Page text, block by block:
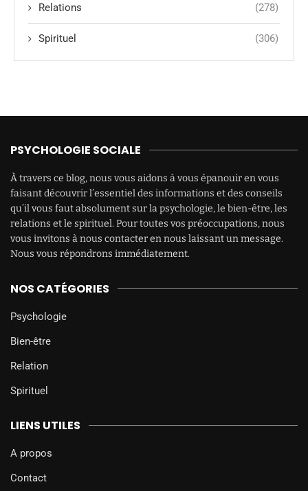
Relations (278)
Spirituel (306)
PSYCHOLOGIE SOCIALE
À travers ce blog, nous vous aidons à vous épanouir en vous
faisant découvrir l’essentiel des informations et des conseils
qu’il vous faut absolument sur la psychologie, le bien-être, les
relations et le spirituel. Pour toutes vos préoccupations, nous
vous invitons à nous contacter en nous laissant un message.
Nous vous répondrons immédiatement.
NOS CATÉGORIES
Psychologie
Bien-être
Relation
Spirituel
LIENS UTILES
A propos
Contact